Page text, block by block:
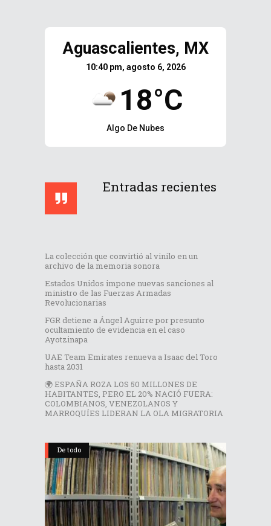
Aguascalientes, MX
10:40 pm, agosto 6, 2026
18°C
Algo De Nubes
Entradas recientes
La colección que convirtió al vinilo en un
archivo de la memoria sonora
Estados Unidos impone nuevas sanciones al
ministro de las Fuerzas Armadas
Revolucionarias
FGR detiene a Ángel Aguirre por presunto
ocultamiento de evidencia en el caso
Ayotzinapa
UAE Team Emirates renueva a Isaac del Toro
hasta 2031
🌍 ESPAÑA ROZA LOS 50 MILLONES DE
HABITANTES, PERO EL 20% NACIÓ FUERA:
COLOMBIANOS, VENEZOLANOS Y
MARROQUÍES LIDERAN LA OLA MIGRATORIA
De todo